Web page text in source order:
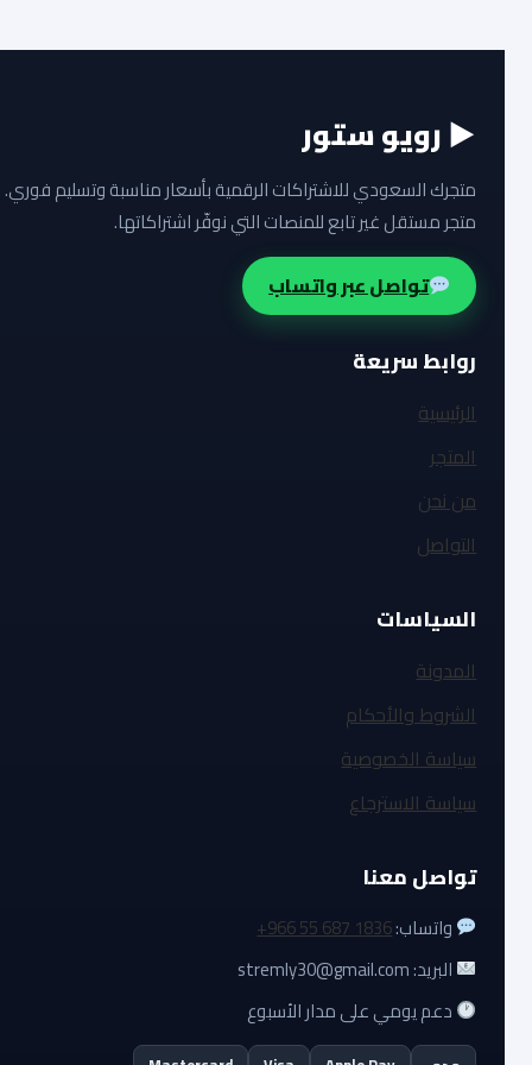
▶ رويو ستور
متجرك السعودي للاشتراكات الرقمية بأسعار مناسبة وتسليم فوري.
متجر مستقل غير تابع للمنصات التي نوفّر اشتراكاتها.
تواصل عبر واتساب
روابط سريعة
الرئيسية
المتجر
من نحن
التواصل
السياسات
المدونة
الشروط والأحكام
سياسة الخصوصية
سياسة الاسترجاع
تواصل معنا
واتساب:+966 55 687 1836
البريد: stremly30@gmail.com
دعم يومي على مدار الأسبوع